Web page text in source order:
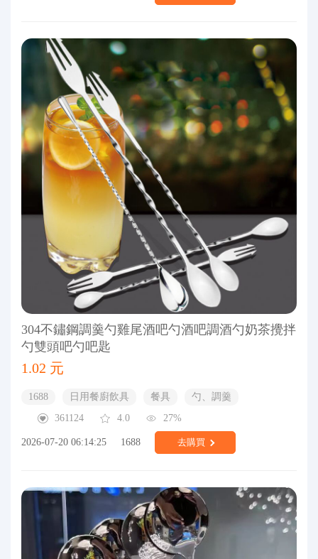
304不鏽鋼調羹勺雞尾酒吧勺酒吧調酒勺奶茶攪拌
勺雙頭吧勺吧匙
1.02 元
1688 日用餐廚飲具 餐具
勺、調羹
361124
4.0 27%
2026-07-20 06:14:25 1688 去購買